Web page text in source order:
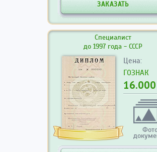
ЗАКАЗАТЬ
Специалист
до 1997 года - СССР
Цена:
ГОЗНАК
16.000